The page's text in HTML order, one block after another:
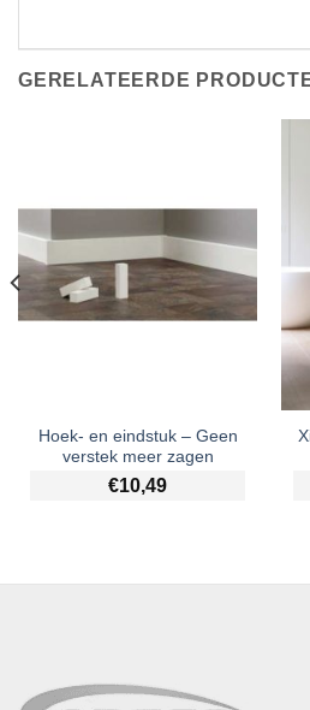
GERELATEERDE
Hoek- en eindstuk – Geen
verstek meer zagen
€10,49